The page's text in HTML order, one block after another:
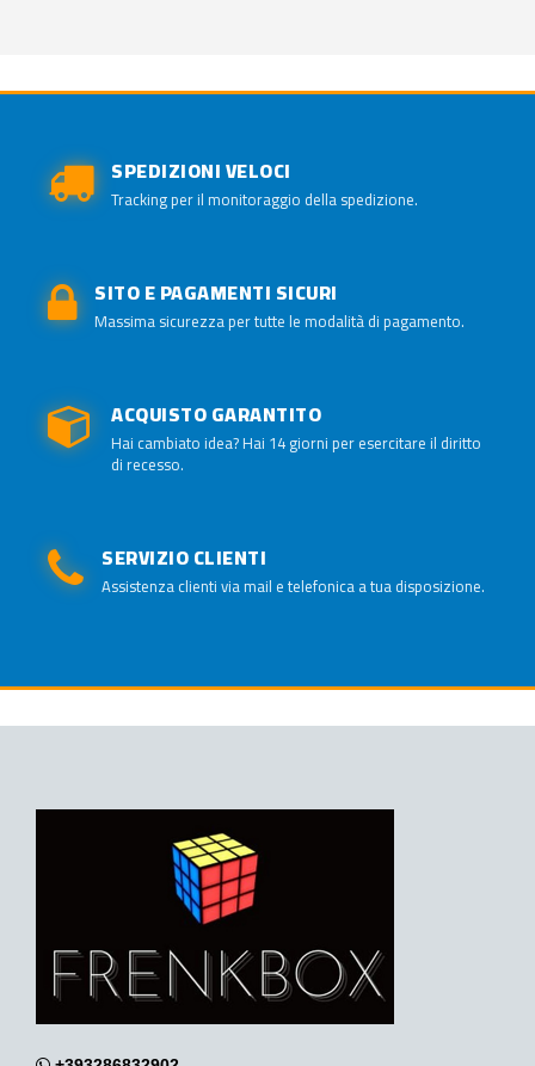
SPEDIZIONI VELOCI
Tracking per il monitoraggio della spedizione.
SITO E PAGAMENTI SICURI
Massima sicurezza per tutte le modalità di pagamento.
ACQUISTO GARANTITO
Hai cambiato idea? Hai 14 giorni per esercitare il diritto
di recesso.
SERVIZIO CLIENTI
Assistenza clienti via mail e telefonica a tua disposizione.